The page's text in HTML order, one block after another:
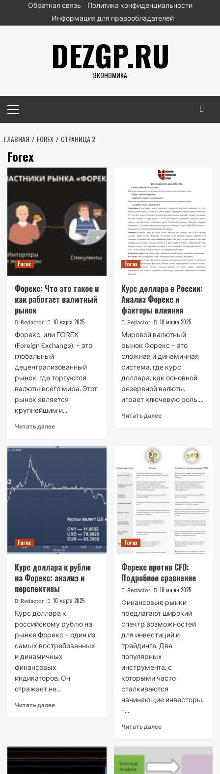
ПерейтиОбратная связь
Политика конфиденциальности
Информация для правообладателей
DEZGP.RU
ЭКОНОМИКА
меню
ГЛАВНАЯ FOREX СТРАНИЦА 2
Forex
Forex
Форекс: Что это такое и
как работает валютный
рынок
Redactor 10 марта 2025
Форекс‚ или FOREX
(Foreign Exchange)‚ – это
глобальный
децентрализованный
рынок‚ где торгуются
валюты всего мира. Этот
рынок является
крупнейшим и...
Читать далее
Forex
Курс доллара в России:
Анализ Форекс и
факторы влияния
Redactor 10 марта 2025
Мировой валютный
рынок Форекс – это
сложная и динамичная
система, где курс
доллара, как основной
резервной валюты,
играет ключевую роль....
Читать далее
Forex
Курс доллара к рублю
на Форекс: анализ и
перспективы
Redactor 10 марта 2025
Курс доллара к
российскому рублю на
рынке Форекс – один из
самых востребованных
и динамичных
финансовых
индикаторов. Он
отражает не...
Читать далее
Forex
Форекс против CFD:
Подробное сравнение
Redactor 10 марта 2025
Финансовые рынки
предлагают широкий
спектр возможностей
для инвестиций и
трейдинга. Два
популярных
инструмента, с
которыми часто
сталкиваются
начинающие инвесторы,
–...
Читать далее